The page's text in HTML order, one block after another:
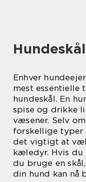
Enhver
mest essentielle
hundeskål. En
spise og drikke
væsener. Selv
forskellige typer
det vigtigt at
kæledyr. Hvis du
du bruge en
din hund kan nå